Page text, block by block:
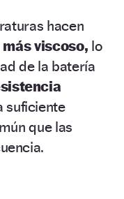
hacen
viscoso, lo
de la batería
suficiente
que las